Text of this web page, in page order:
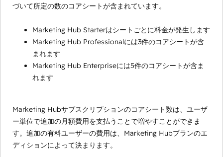
づいて所定の数のコアシートが含まれています。
Marketing Hub Starterはシートごとに料金が発生します
Marketing Hub Professionalには3件のコアシートが含
まれます
Marketing Hub Enterpriseには5件のコアシートが含ま
れます
Marketing Hubサブスクリプションのコアシート数は、ユーザ
ー単位で追加の月額費用を支払うことで増やすことができま
す。追加の有料ユーザーの費用は、Marketing Hubプランのエ
ディションによって決まります。